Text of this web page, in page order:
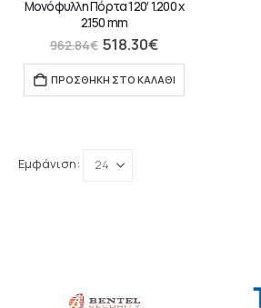
Μονόφυλλη Πόρτα 120′ 1.200 x
2.150 mm
962.84€ 518.30€
ΠΡΟΣΘΉΚΗ ΣΤΟ ΚΑΛΆΘΙ
Εμφάνιση: